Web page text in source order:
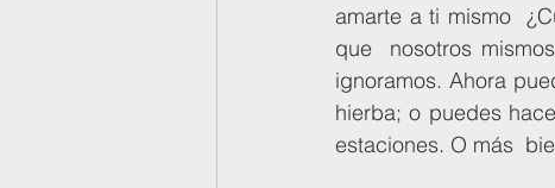
amarte a ti mismo
que  nosotros
ignoramos. Ahora
hierba; o puedes
estaciones. O más